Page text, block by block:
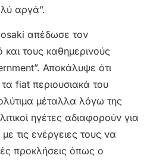
αργά”.
απέδωσε τον
τους καθημερινούς
Αποκάλυψε ότι
τα fiat περιουσιακά του
μέταλλα λόγω της
ηγέτες αδιαφορούν για
τις ενέργειες τους να
προκλήσεις όπως ο